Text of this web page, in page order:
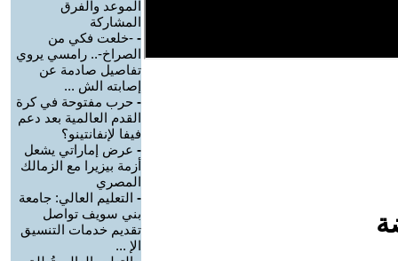
الموعد والفرق
المشاركة
- -خلعت فكي من
الصراخ-.. رامسي يروي
تفاصيل صادمة عن
إصابته الش ...
- حرب مفتوحة في كرة
القدم العالمية بعد دعم
فيفا لإنفانتينو؟
- عرض إماراتي يشعل
أزمة بيزيرا مع الزمالك
المصري
- التعليم العالي: جامعة
بني سويف تواصل
تقديم خدمات التنسيق
الإ ...